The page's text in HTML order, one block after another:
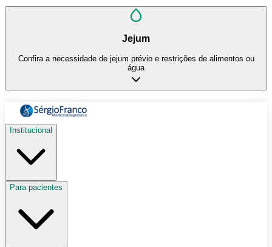
Jejum
Confira a necessidade de jejum prévio e restrições de alimentos ou
água
Institucional
Para pacientes